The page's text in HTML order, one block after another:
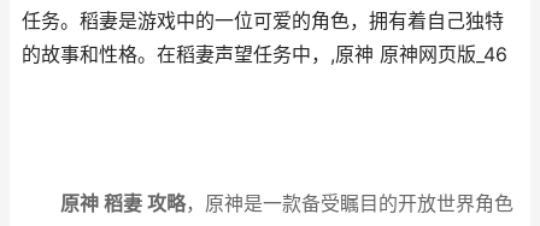
任务。稻妻是游戏中的一位可爱的角色，拥有着自己独特
的故事和性格。在稻妻声望任务中，,原神 原神网页版_46
原神 稻妻 攻略，原神是一款备受瞩目的开放世界角色